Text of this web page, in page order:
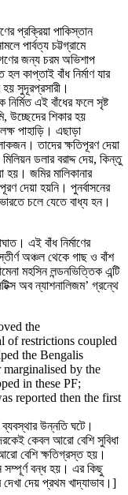
প্রক্রিয়া পাকিস্তান
পার্বত্য চট্টগ্রামে
জন্য চরম অভিশাপ
কাপ্তাই বাঁধ নির্মাণ যার
সুদূরপ্রসারী।
এই বাঁধের ফলে সৃষ্ট
উচ্ছেদের শিকার হয়
পাহাড়ি। এছাড়া
তাদের ক্ষতিপূরণ দেয়া
ডলার বরাদ্দ দেয়, কিন্তু
হয়। জমির মালিকানার
দেয়া হয়নি। পুনর্বাসনের
চলে যেতে বাধ্য হন।
এই বাঁধ নির্মাণের
অঞ্চল থেকে গাছ ও বাঁশ
মহসিন লন্ডনভিত্তিক এন্টি
অব ন্যাশনালিজম’ গ্রন্থে
the
of restrictions coupled
the Bengalis
by the
in these PF;
reported then the first
উন্নতি ঘটে।
কেবল আরো বেশি সুবিধা
বেশি ক্ষতিগ্রস্ত হয়।
সম্পূর্ণ বন্ধ হয়। এর কিছু
দেয় প্রথম খাদ্যাভাব।]